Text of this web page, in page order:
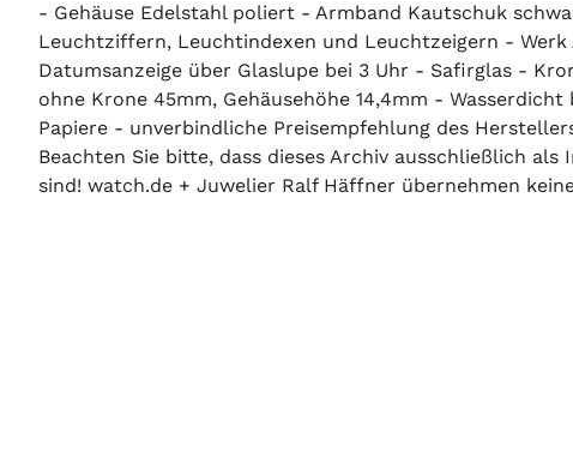
- Gehäuse Edelstahl poliert - Armband Kautschuk
Leuchtziffern, Leuchtindexen und Leuchtzeigern - Werk
Datumsanzeige über Glaslupe bei 3 Uhr - Safirglas -
ohne Krone 45mm, Gehäusehöhe 14,4mm -
Papiere - unverbindliche Preisempfehlung des
Beachten Sie bitte, dass dieses Archiv ausschließlich
sind! watch.de + Juwelier Ralf Häffner übernehmen